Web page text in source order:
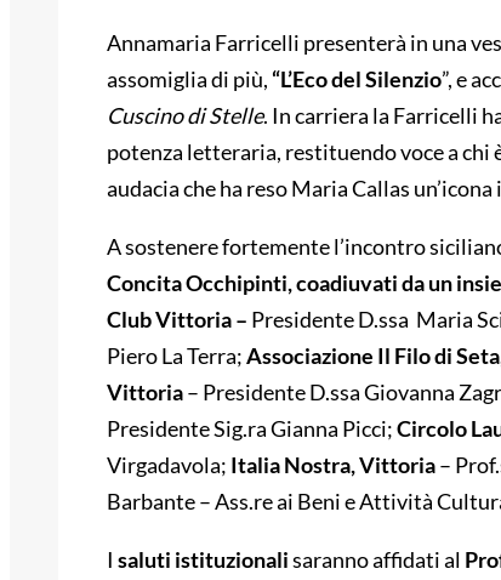
Annamaria Farricelli presenterà in una
assomiglia di più, “L’Eco del Silenzio”, e
Cuscino di Stelle. In carriera la Farricelli
potenza letteraria, restituendo voce a chi
audacia che ha reso Maria Callas
A sostenere fortemente l’incontro
Concita Occhipinti, coadiuvati da un
Club Vittoria – Presidente D.ssa Maria
Piero La Terra;Associazione Il Filo di
Vittoria– Presidente D.ssa Giovanna
Presidente Sig.ra Gianna Picci;Circolo
Virgadavola; Italia Nostra, Vittoria–
Barbante – Ass.re ai Beni e Attività
I saluti istituzionalisaranno affidati al